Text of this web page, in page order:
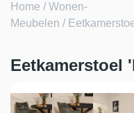
Home /Wonen-
Meubelen /
Eetkamerstoel